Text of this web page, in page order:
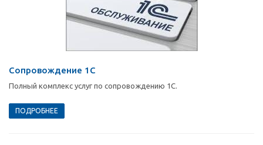
Сопровождение 1С
Полный комплекс услуг по сопровождению 1С.
ПОДРОБНЕЕ